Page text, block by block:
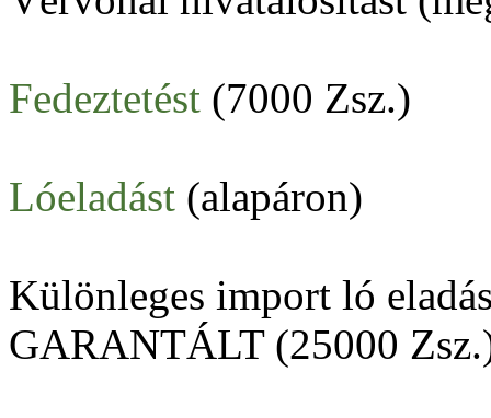
Fedeztetést (7000 Zsz.)
Lóeladást (alapáron)
Különleges import ló
GARANTÁLT (25000